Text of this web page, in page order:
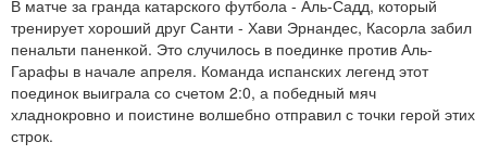
В матче за гранда катарского футбола - Аль-Садд, который
тренирует хороший друг Санти - Хави Эрнандес, Касорла забил
пенальти паненкой. Это случилось в поединке против Аль-
Гарафы в начале апреля. Команда испанских легенд этот
поединок выиграла со счетом 2:0, а победный мяч
хладнокровно и поистине волшебно отправил с точки герой этих
строк.